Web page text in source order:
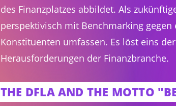
des Finanzplatzes abbildet. Als
perspektivisch mit Benchmarking
Konstituenten umfassen. Es löst eins
Herausforderungen der Finanzbranche.
THE DFLA AND THE MOTTO